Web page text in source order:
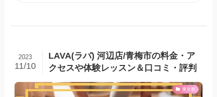
LAVA(ラバ) 河辺店/青梅市の料金・ア
クセスや体験レッスン＆口コミ・評判
2023
11/10
東京都